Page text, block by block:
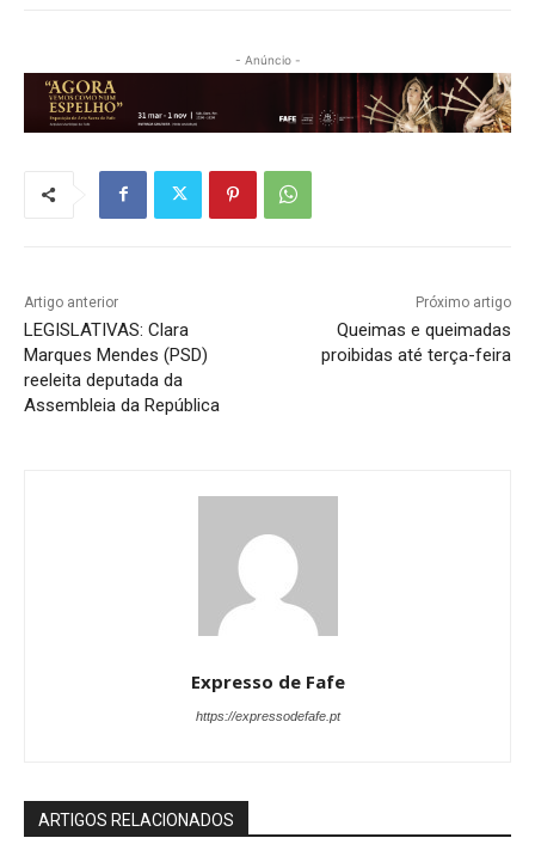
- Anúncio -
Artigo anterior
LEGISLATIVAS: Clara
Marques Mendes (PSD)
reeleita deputada da
Assembleia da República
Próximo artigo
Queimas e queimadas
proibidas até terça-feira
Expresso de Fafe
https://expressodefafe.pt
ARTIGOS RELACIONADOS